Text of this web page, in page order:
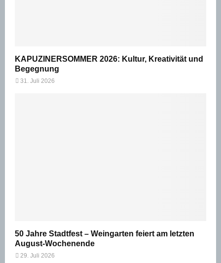
KAPUZINERSOMMER 2026: Kultur, Kreativität und
Begegnung
31. Juli 2026
50 Jahre Stadtfest – Weingarten feiert am letzten
August-Wochenende
29. Juli 2026